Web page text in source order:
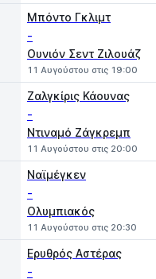
Μπόντο Γκλιμτ
-
Ουνιόν Σεντ Ζιλουάζ
11 Αυγούστου στις 19:00
Ζαλγκίρις Κάουνας
-
Ντιναμό Ζάγκρεμπ
11 Αυγούστου στις 20:00
Ναϊμέγκεν
-
Ολυμπιακός
11 Αυγούστου στις 20:30
Ερυθρός Αστέρας
-